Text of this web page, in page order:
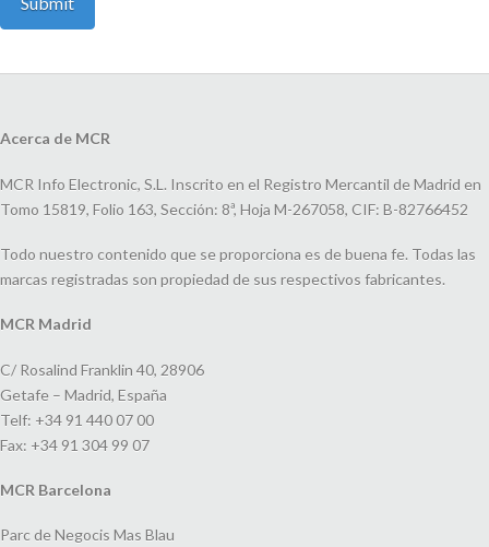
Acerca de MCR
MCR Info Electronic, S.L. Inscrito en el Registro Mercantil de Madrid en
Tomo 15819, Folio 163, Sección: 8ª, Hoja M-267058, CIF: B-82766452
Todo nuestro contenido que se proporciona es de buena fe. Todas las
marcas registradas son propiedad de sus respectivos fabricantes.
MCR Madrid
C/ Rosalind Franklin 40, 28906
Getafe – Madrid, España
Telf: +34 91 440 07 00
Fax: +34 91 304 99 07
MCR Barcelona
Parc de Negocis Mas Blau